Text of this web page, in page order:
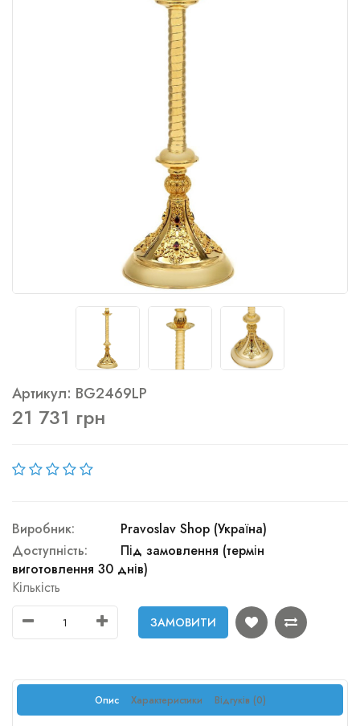
Артикул: BG2469LP
21 731 грн
Виробник:
Pravoslav Shop (Україна)
Доступність:
Під замовлення (термін
виготовлення 30 днів)
Кількість
ЗАМОВИТИ
Опис Характеристики Відгуків (0)